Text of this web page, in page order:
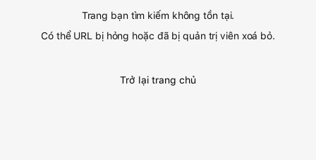
Trang bạn tìm kiếm không tồn tại.
Có thể URL bị hỏng hoặc đã bị quản trị viên xoá bỏ.
Trở lại trang chủ